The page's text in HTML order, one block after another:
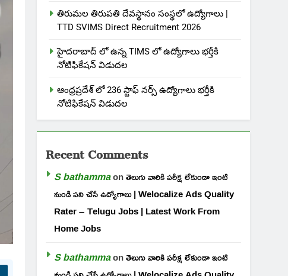
తిరుమల తిరుపతి దేవస్థానం సంస్థలో ఉద్యోగాలు |
TTD SVIMS Direct Recruitment 2026
హైదరాబాద్ లో ఉన్న TIMS లో ఉద్యోగాలు భర్తీకి
నోటిఫికేషన్ విడుదల
ఆంధ్రప్రదేశ్ లో 236 స్టాఫ్ నర్స్ ఉద్యోగాలు భర్తీకి
నోటిఫికేషన్ విడుదల
Recent Comments
S bathammaonతెలుగు వారికి పరీక్ష లేకుండా ఇంటి
నుండి పని చేసే ఉద్యోగాలు | Welocalize Ads Quality
Rater – Telugu Jobs | Latest Work From
Home Jobs
S bathammaonతెలుగు వారికి పరీక్ష లేకుండా ఇంటి